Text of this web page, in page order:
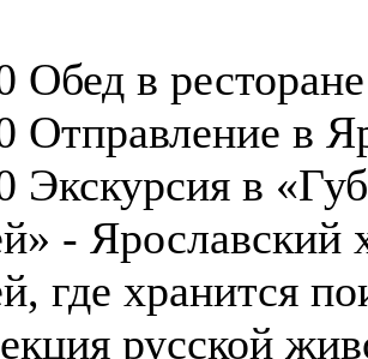
Обед в
Отправление в
Экскурсия в
- Ярославский
где хранится
русской